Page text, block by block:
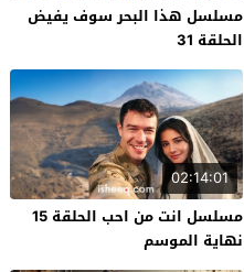
مسلسل هذا البحر سوف يفيض
الحلقة 31
02:14:01
مسلسل انت من احب الحلقة 15
نهاية الموسم